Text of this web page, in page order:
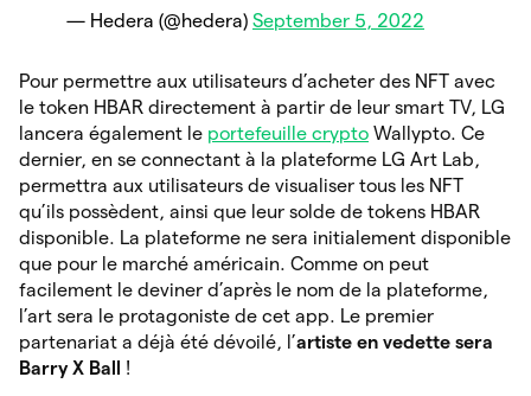
— Hedera (@hedera) September 5, 2022
Pour permettre aux utilisateurs d’acheter des NFT avec
le token HBAR directement à partir de leur smart TV, LG
lancera également le portefeuille crypto Wallypto. Ce
dernier, en se connectant à la plateforme LG Art Lab,
permettra aux utilisateurs de visualiser tous les NFT
qu’ils possèdent, ainsi que leur solde de tokens HBAR
disponible. La plateforme ne sera initialement disponible
que pour le marché américain. Comme on peut
facilement le deviner d’après le nom de la plateforme,
l’art sera le protagoniste de cet app. Le premier
partenariat a déjà été dévoilé, l’artiste en vedette sera
Barry X Ball !